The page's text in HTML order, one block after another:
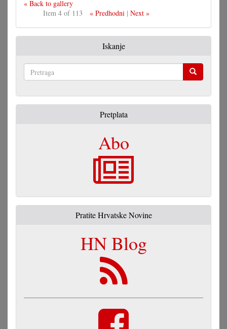
« Back to gallery
Item 4 of 113
« Predhodni| Next »
Iskanje
Pretplata
Abo
Pratite Hrvatske Novine
HN Blog